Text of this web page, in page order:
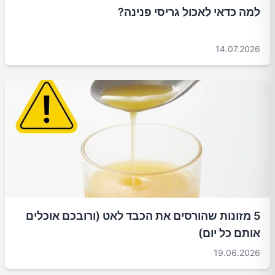
למה כדאי לאכול גריסי פנינה?
14.07.2026
5 מזונות שהורסים את הכבד לאט (ורובכם אוכלים
אותם כל יום)
19.06.2026